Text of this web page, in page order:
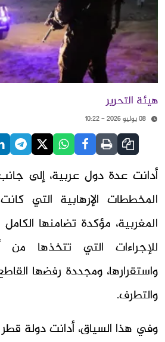
هيئة التحرير
08 يوليو 2026 - 10:22
أدانت عدة دول عربية، إلى
المخططات الإرهابية التي
المغربية، مؤكدة تضامنها
للإجراءات التي تتخذها
واستقرارها، ومجددة رفضها
والتطرف.
وفي هذا السياق، أدانت دولة